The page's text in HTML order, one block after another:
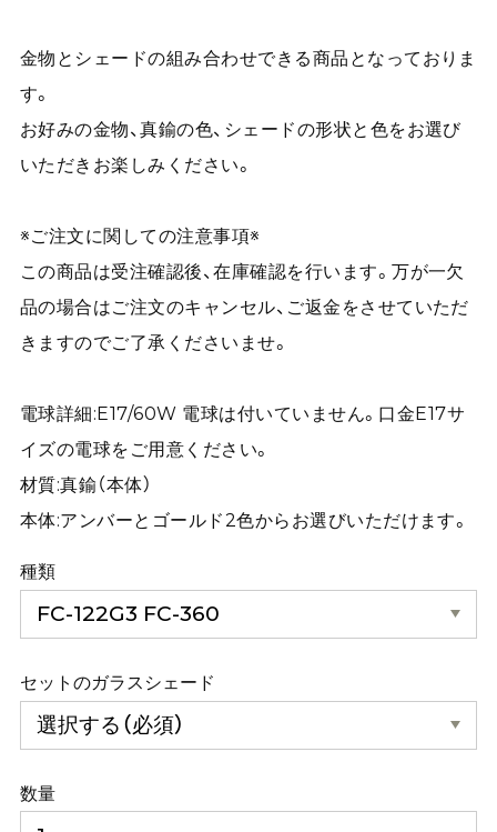
金物とシェードの組み合わせできる商品となっておりま
す。
お好みの金物、真鍮の色、シェードの形状と色をお選び
いただきお楽しみください。
※ご注文に関しての注意事項※
この商品は受注確認後、在庫確認を行います。万が一欠
品の場合はご注文のキャンセル、ご返金をさせていただ
きますのでご了承くださいませ。
電球詳細:E17/60W 電球は付いていません。口金E17サ
イズの電球をご用意ください。
材質:真鍮（本体）
本体:アンバーとゴールド2色からお選びいただけます。
種類
セットのガラスシェード
数量